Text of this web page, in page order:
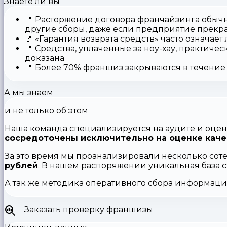
🚩 Расторжение договора франчайзинга
другие сборы, даже если предприятие
🚩 «Гарантия возврата средств» часто
🚩 Средства, уплаченные за ноу-хау,
доказана
🚩 Более 70% франшиз закрываются в
А мы знаем
и не только об этом
Наша команда специализируется на аудите и
сосредоточены исключительно на оценке
За это время мы проанализировали несколько
рублей. В нашем распоряжении уникальная база
А так же методика оперативного сбора
Заказать проверку франшизы